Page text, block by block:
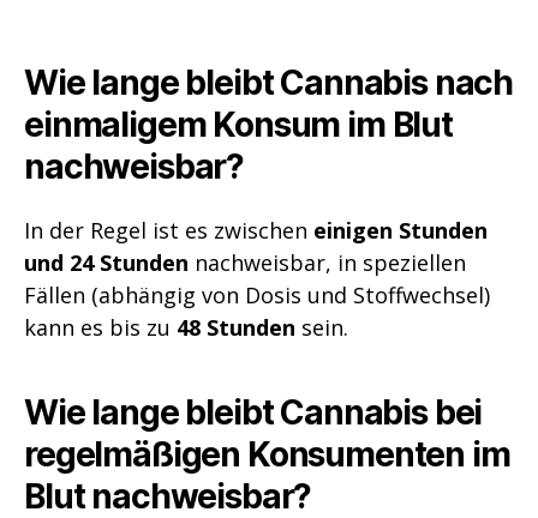
Wie lange bleibt Cannabis nach
einmaligem Konsum im Blut
nachweisbar?
In der Regel ist es zwischen einigen Stunden
und 24 Stunden nachweisbar, in speziellen
Fällen (abhängig von Dosis und Stoffwechsel)
kann es bis zu 48 Stunden sein.
Wie lange bleibt Cannabis bei
regelmäßigen Konsumenten im
Blut nachweisbar?